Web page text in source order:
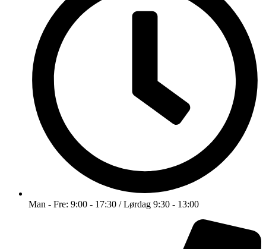
Man - Fre: 9:00 - 17:30 / Lørdag 9:30 - 13:00